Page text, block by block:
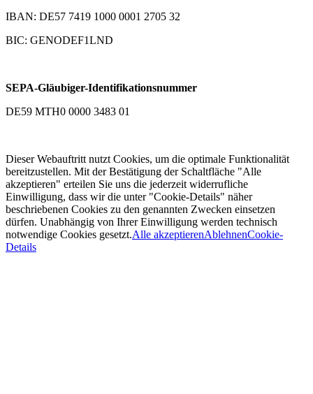
IBAN: DE57 7419 1000 0001 2705 32
BIC: GENODEF1LND
SEPA-Gläubiger-Identifikationsnummer
DE59 MTH0 0000 3483 01
Dieser Webauftritt nutzt Cookies, um die optimale Funktionalität
bereitzustellen. Mit der Bestätigung der Schaltfläche "Alle
akzeptieren" erteilen Sie uns die jederzeit widerrufliche
Einwilligung, dass wir die unter "Cookie-Details" näher
beschriebenen Cookies zu den genannten Zwecken einsetzen
dürfen. Unabhängig von Ihrer Einwilligung werden technisch
notwendige Cookies gesetzt.Alle akzeptierenAblehnenCookie-
Details